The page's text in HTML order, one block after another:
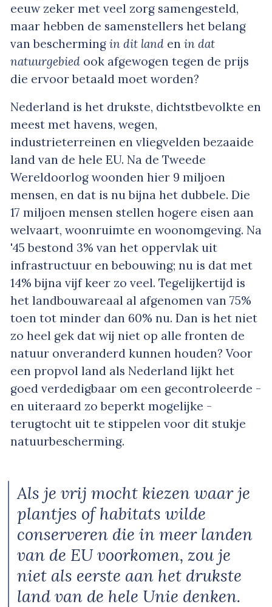
eeuw zeker met veel zorg samengesteld,
maar hebben de samenstellers het belang
van bescherming in dit land en in dat
natuurgebied ook afgewogen tegen de prijs
die ervoor betaald moet worden?
Nederland is het drukste, dichtstbevolkte en
meest met havens, wegen,
industrieterreinen en vliegvelden bezaaide
land van de hele EU. Na de Tweede
Wereldoorlog woonden hier 9 miljoen
mensen, en dat is nu bijna het dubbele. Die
17 miljoen mensen stellen hogere eisen aan
welvaart, woonruimte en woonomgeving. Na
'45 bestond 3% van het oppervlak uit
infrastructuur en bebouwing; nu is dat met
14% bijna vijf keer zo veel. Tegelijkertijd is
het landbouwareaal al afgenomen van 75%
toen tot minder dan 60% nu. Dan is het niet
zo heel gek dat wij niet op alle fronten de
natuur onveranderd kunnen houden? Voor
een propvol land als Nederland lijkt het
goed verdedigbaar om een gecontroleerde -
en uiteraard zo beperkt mogelijke -
terugtocht uit te stippelen voor dit stukje
natuurbescherming.
Als je vrij mocht kiezen waar je
plantjes of habitats wilde
conserveren die in meer landen
van de EU voorkomen, zou je
niet als eerste aan het drukste
land van de hele Unie denken.